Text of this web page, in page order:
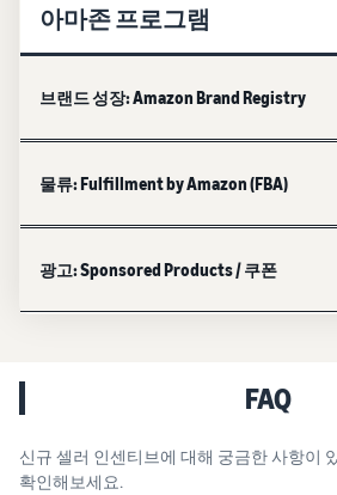
아마존 프로그램
브랜드 성장: Amazon Brand Registry
물류: Fulfillment by Amazon (FBA)
광고: Sponsored Products / 쿠폰
FAQ
신규 셀러 인센티브에 대해 궁금한 사항이
확인해보세요.